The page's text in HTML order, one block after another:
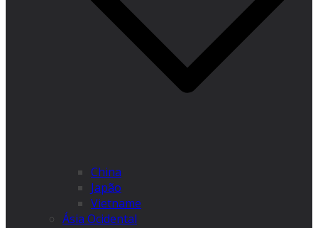
China
Japão
Vietname
Ásia Ocidental